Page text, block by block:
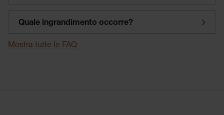
Quale ingrandimento occorre?
Mostra tutte le FAQ